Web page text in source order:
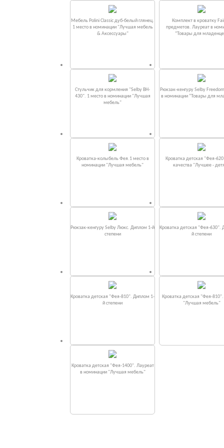
Мебель Polini Classic дуб-белый глянец.
1 место в номинации "Лучшая мебель
& Аксессуары"
Комплект в кроватку
предметов. Лауреат в
“Товары для
Стульчик для кормления "Selby BH-
430". 1 место в номинации "Лучшая
мебель"
Рюкзак-кенгуру Selby
в номинации “Товары для
Кроватка-колыбель Фея.1 место в
номинации "Лучшая мебель"
Кроватка детская "Фея-
качества "Лучшее -
Рюкзак-кенгуру Selby Люкс. Диплом 1-й
степени
Кроватка детская "Фея-630".
й степени
Кроватка детская "Фея-810". Диплом 1-
й степени
Кроватка детская "Фея-
"Лучшая мебель"
Кроватка детская "Фея-1400". Лауреат
в номинации "Лучшая мебель"